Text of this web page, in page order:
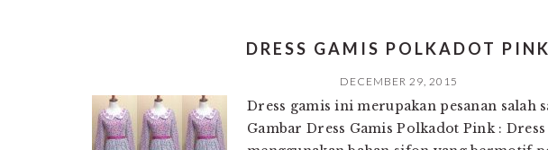
DRESS GAMIS POLKADOT PINK
DECEMBER 29, 2015
Dress gamis ini merupakan pesanan salah
Gambar Dress Gamis Polkadot Pink :